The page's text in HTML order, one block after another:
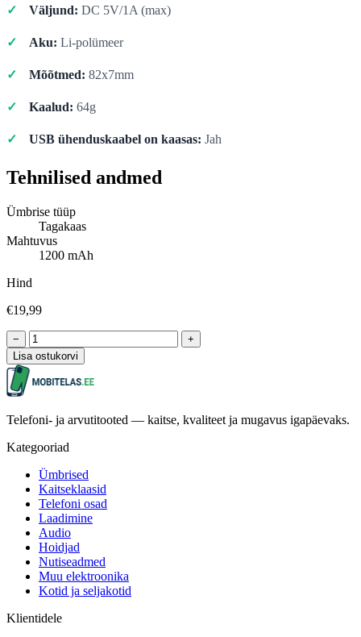
Väljund: DC 5V/1A (max)
Aku: Li-polümeer
Mõõtmed: 82x7mm
Kaalud: 64g
USB ühenduskaabel on kaasas: Jah
Tehnilised andmed
Ümbrise tüüp
Tagakaas
Mahtuvus
1200 mAh
Hind
€19,99
−
+
Lisa ostukorvi
Telefoni- ja arvutitooted — kaitse, kvaliteet ja mugavus igapäevaks.
Kategooriad
Ümbrised
Kaitseklaasid
Telefoni osad
Laadimine
Audio
Hoidjad
Nutiseadmed
Muu elektroonika
Kotid ja seljakotid
Klientidele